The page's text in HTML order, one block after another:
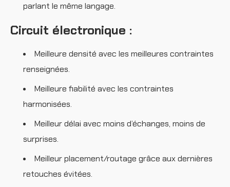
parlant le même langage.
Circuit électronique :
Meilleure densité avec les meilleures contraintes
renseignées.
Meilleure fiabilité avec les contraintes
harmonisées.
Meilleur délai avec moins d’échanges, moins de
surprises.
Meilleur placement/routage grâce aux dernières
retouches évitées.